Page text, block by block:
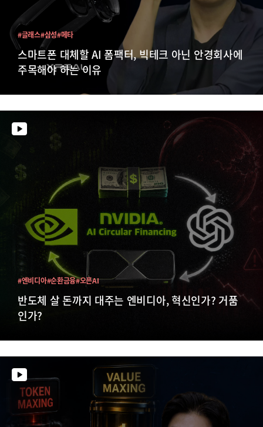
스마트폰 대체할 AI 폼팩터, 빅테크 아닌 안경회사에
주목해야 하는 이유
#글래스#삼성#메타
반도체 살 돈까지 대주는 엔비디아, 혁신인가? 거품
인가?
#엔비디아#순환금융#오픈AI